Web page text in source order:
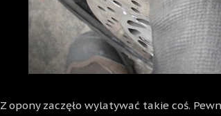
Z opony zaczęło wylatywać takie coś.